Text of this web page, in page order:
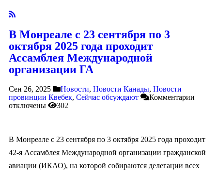
В Монреале с 23 сентября по 3
октября 2025 года проходит
Ассамблея Международной
организации ГА
Сен 26, 2025 Новости, Новости Канады, Новости
провинции Квебек, Сейчас обсуждают
Комментарии
отключены
302
В Монреале с 23 сентября по 3 октября 2025 года проходит
42-я Ассамблея Международной организации гражданской
авиации (ИКАО), на которой собираются делегации всех